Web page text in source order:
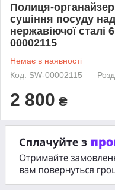
Полиця-
сушіння посуду
нержавіючої сталі
00002115
Немає в наявності
Код: SW-00002115
2 800 ₴